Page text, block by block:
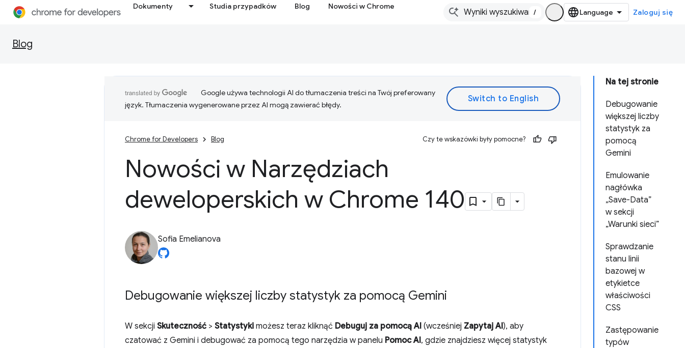
Dokumenty Studia przypadków Blog Nowości w Chrome
/ Zaloguj się
Blog
Na tej stronie
Debugowanie
większej liczby
statystyk za
pomocą
Gemini
Emulowanie
nagłówka
„Save-Data”
w sekcji
„Warunki sieci”
Sprawdzanie
stanu linii
bazowej w
etykietce
właściwości
CSS
Zastępowanie
typów
Google używa technologii AI do tłumaczenia treści na Twój preferowany
język. Tłumaczenia wygenerowane przez AI mogą zawierać błędy.
Chrome for Developers Blog Czy te wskazówki były pomocne?
Nowości w Narzędziach
deweloperskich w Chrome 140
Sofia Emelianova
Debugowanie większej liczby statystyk za pomocą Gemini
W sekcji Skuteczność > Statystyki możesz teraz kliknąć Debuguj za pomocą AI (wcześniej Zapytaj AI), aby
czatować z Gemini i debugować za pomocą tego narzędzia w panelu Pomoc AI, gdzie znajdziesz więcej statystyk